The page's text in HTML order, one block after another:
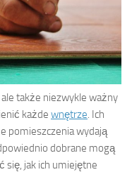
także niezwykle ważny
każde wnętrze. Ich
pomieszczenia wydają
dobrane mogą
się, jak ich umiejętne